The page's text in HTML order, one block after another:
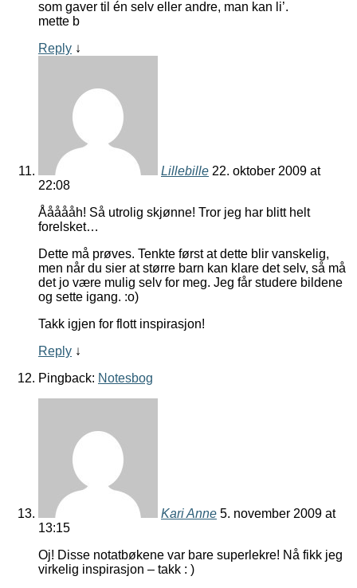
som gaver til én selv eller andre, man kan li’.
mette b
Reply ↓
Lillebille 22. oktober 2009 at
22:08
Åååååh! Så utrolig skjønne! Tror jeg har blitt helt
forelsket…
Dette må prøves. Tenkte først at dette blir vanskelig,
men når du sier at større barn kan klare det selv, så må
det jo være mulig selv for meg. Jeg får studere bildene
og sette igang. :o)
Takk igjen for flott inspirasjon!
Reply ↓
Pingback: Notesbog
Kari Anne 5. november 2009 at
13:15
Oj! Disse notatbøkene var bare superlekre! Nå fikk jeg
virkelig inspirasjon – takk : )